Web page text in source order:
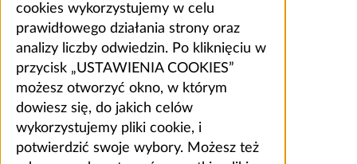
cookies wykorzystujemy w celu
prawidłowego działania strony oraz
analizy liczby odwiedzin. Po kliknięciu w
przycisk „USTAWIENIA COOKIES”
możesz otworzyć okno, w którym
dowiesz się, do jakich celów
wykorzystujemy pliki cookie, i
potwierdzić swoje wybory. Możesz też